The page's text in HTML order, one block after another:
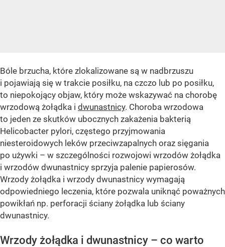
Bóle brzucha, które zlokalizowane są w nadbrzuszu
i pojawiają się w trakcie posiłku, na czczo lub po posiłku,
to niepokojący objaw, który może wskazywać na chorobę
wrzodową żołądka i dwunastnicy. Choroba wrzodowa
to jeden ze skutków ubocznych zakażenia bakterią
Helicobacter pylori, częstego przyjmowania
niesteroidowych leków przeciwzapalnych oraz sięgania
po używki – w szczególności rozwojowi wrzodów żołądka
i wrzodów dwunastnicy sprzyja palenie papierosów.
Wrzody żołądka i wrzody dwunastnicy wymagają
odpowiedniego leczenia, które pozwala uniknąć poważnych
powikłań np. perforacji ściany żołądka lub ściany
dwunastnicy.
Wrzody żołądka i dwunastnicy – co warto